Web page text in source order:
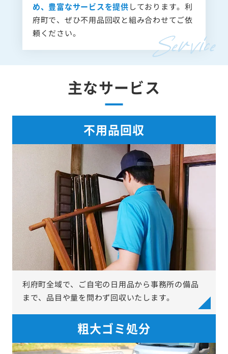
め、豊富なサービスを提供しております。利
府町で、ぜひ不用品回収と組み合わせてご依
頼ください。
主なサービス
不用品回収
利府町全域で、ご自宅の日用品から事務所の備品
まで、品目や量を問わず回収いたします。
粗大ゴミ処分